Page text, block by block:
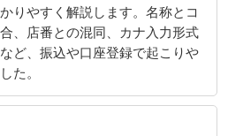
りやすく解説します。名称とコ
、店番との混同、カナ入力形式
ど、振込や口座登録で起こりや
た。